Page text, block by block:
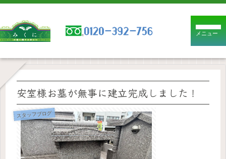
メニュー
安室様お墓が無事に建立完成しました！
スタッフブログ